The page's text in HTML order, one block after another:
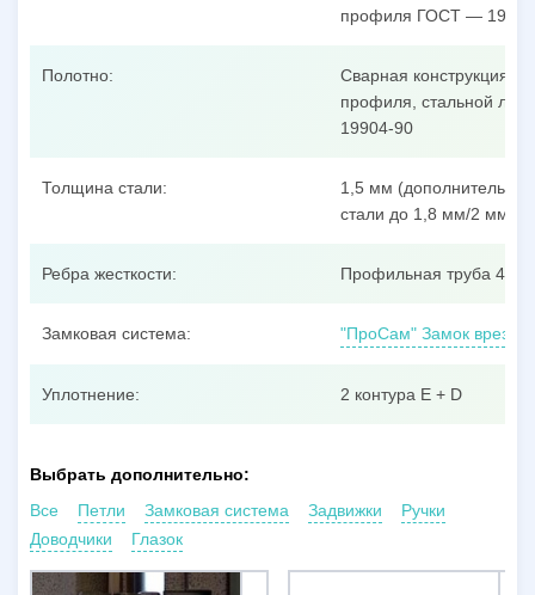
профиля ГОСТ —
Полотно:
Сварная конструкция из
профиля, стальной
19904-90
Толщина стали:
1,5 мм
стали до 1,8 мм/2 мм/3
Ребра жесткости: Профильная труба
Замковая система: "ПроСам" Замок
Уплотнение: 2 контура E + D
Выбрать дополнительно:
Все
Петли Замковая система Задвижки
Ручки
Доводчики
Глазок